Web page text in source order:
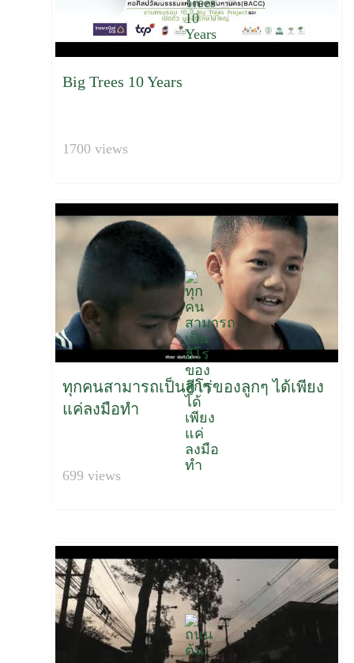
Big Trees 10 Years
1700 views
ทุกคนสามารถเป็นฮีโร่ของลูกๆ ได้เพียง
แค่ลงมือทำ
699 views